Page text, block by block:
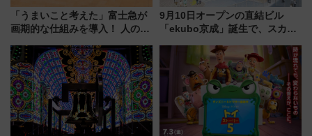
「うまいこと考えた」富士急が
画期的な仕組みを導入！ 人のか
ん」始動
9月10日オープンの直結ビル
「ekubo京成」誕生で、スカイ
新鎌ヶ谷はどう変わる？ 全テナ
ント情報も公開！